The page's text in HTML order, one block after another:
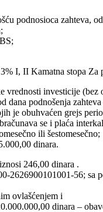
podnosioca zahteva,
I, II Kamatna stopa
vrednosti investicije
dana podnošenja
je obuhvaćen grejs
se i plaća
ili šestomesečno;
dinara.
246,00 dinara .
2626900101001-56; sa
ovlašćenjem i
dinara –